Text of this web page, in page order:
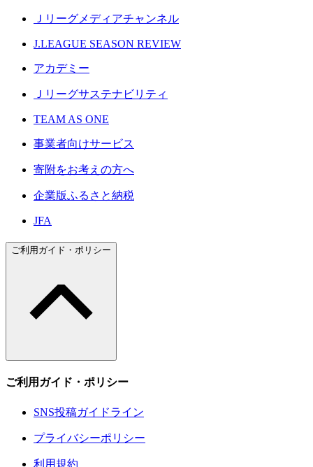
Ｊリーグメディアチャンネル
J.LEAGUE SEASON REVIEW
アカデミー
Ｊリーグサステナビリティ
TEAM AS ONE
事業者向けサービス
寄附をお考えの方へ
企業版ふるさと納税
JFA
ご利用ガイド・ポリシー
ご利用ガイド・ポリシー
SNS投稿ガイドライン
プライバシーポリシー
利用規約